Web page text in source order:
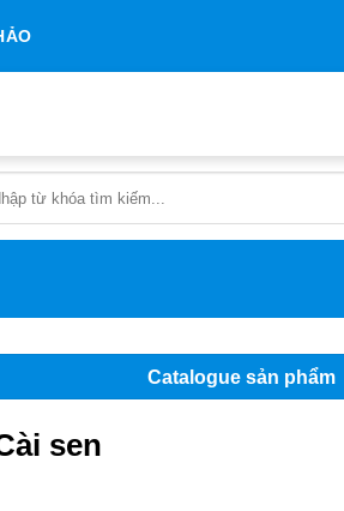
Catalogue sản phẩm
sen